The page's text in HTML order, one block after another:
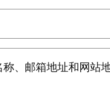
、邮箱地址和网站